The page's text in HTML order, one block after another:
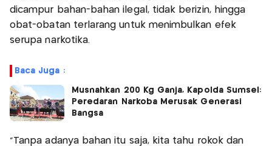
dicampur bahan-bahan ilegal, tidak berizin, hingga
obat-obatan terlarang untuk menimbulkan efek
serupa narkotika.
Baca Juga :
Musnahkan 200 Kg Ganja, Kapolda Sumsel:
Peredaran Narkoba Merusak Generasi
Bangsa
"Tanpa adanya bahan itu saja, kita tahu rokok dan